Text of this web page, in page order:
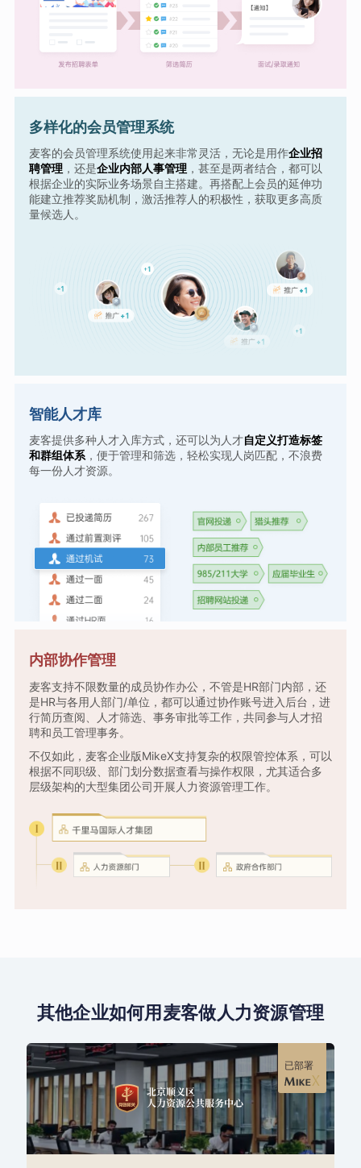
多样化的会员管理系统
麦客的会员管理系统使用起来非常灵活，无论是用作企业招
聘管理，还是企业内部人事管理，甚至是两者结合，都可以
根据企业的实际业务场景自主搭建。再搭配上会员的延伸功
能建立推荐奖励机制，激活推荐人的积极性，获取更多高质
量候选人。
智能人才库
麦客提供多种人才入库方式，还可以为人才自定义打造标签
和群组体系，便于管理和筛选，轻松实现人岗匹配，不浪费
每一份人才资源。
内部协作管理
麦客支持不限数量的成员协作办公，不管是HR部门内部，还
是HR与各用人部门/单位，都可以通过协作账号进入后台，进
行简历查阅、人才筛选、事务审批等工作，共同参与人才招
聘和员工管理事务。
不仅如此，麦客企业版MikeX支持复杂的权限管控体系，可以
根据不同职级、部门划分数据查看与操作权限，尤其适合多
层级架构的大型集团公司开展人力资源管理工作。
其他企业如何用麦客做人力资源管理
已部署